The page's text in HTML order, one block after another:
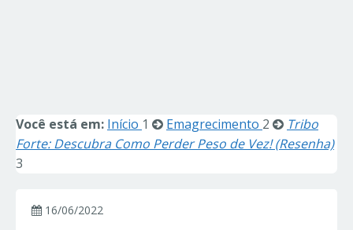
Você está em: Início 1 Emagrecimento 2
Tribo
Forte: Descubra Como Perder Peso de Vez! (Resenha)
3
16/06/2022